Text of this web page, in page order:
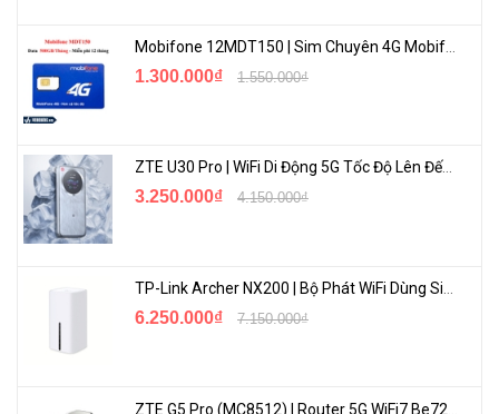
1.300.000₫ 1.550.000₫
ZTE U30 Pro | WiFi Di Động 5G Tốc Độ Lên Đến 500Mbps, Màn Hình Cảm Ứng
3.250.000₫ 4.150.000₫
6.250.000₫ 7.150.000₫